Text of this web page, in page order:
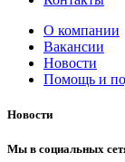
О компании
Вакансии
Новости
Помощь и
Новости
Мы в социальных